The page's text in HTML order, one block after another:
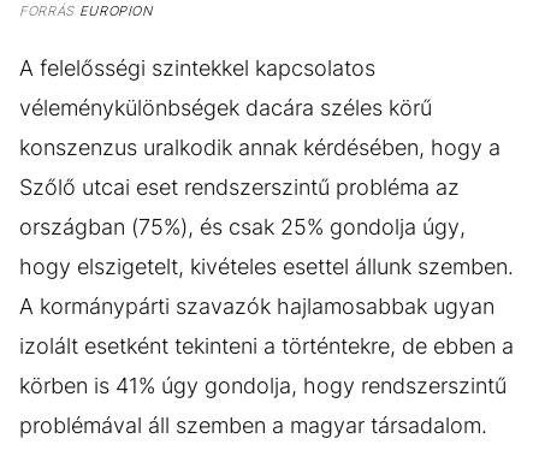
FORRÁSEUROPION
A felelősségi szintekkel kapcsolatos
véleménykülönbségek dacára széles körű
konszenzus uralkodik annak kérdésében, hogy a
Szőlő utcai eset rendszerszintű probléma az
országban (75%), és csak 25% gondolja úgy,
hogy elszigetelt, kivételes esettel állunk szemben.
A kormánypárti szavazók hajlamosabbak ugyan
izolált esetként tekinteni a történtekre, de ebben a
körben is 41% úgy gondolja, hogy rendszerszintű
problémával áll szemben a magyar társadalom.